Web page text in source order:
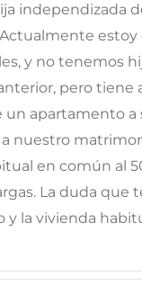
independizada
estoy
y no tenemos
pero tiene
un apartamento
nuestro
en común al
La duda que
la vivienda